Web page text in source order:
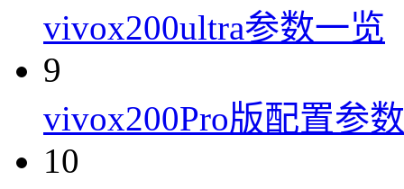
vivox200ultra参数一览
9
vivox200Pro版配置参数
10